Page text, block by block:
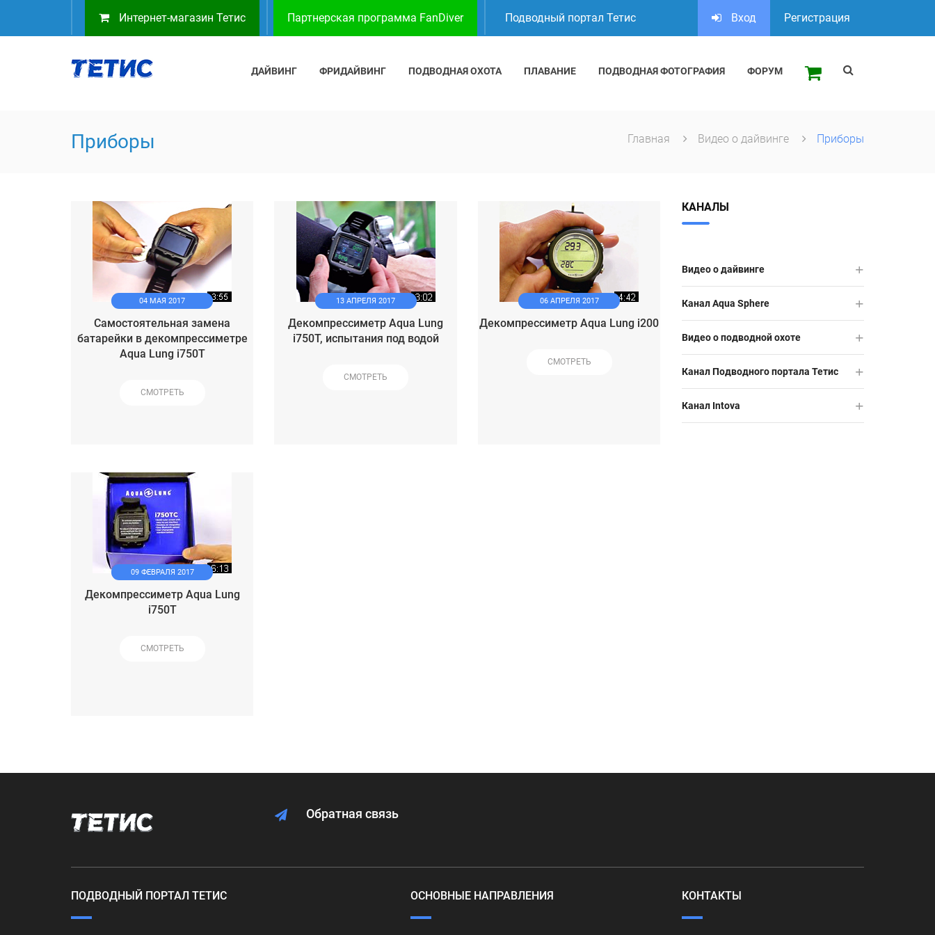
Интернет-магазин Тетис Партнерская программа FanDiver Подводный портал Тетис Вход Регистрация
ДАЙВИНГ ФРИДАЙВИНГ ПОДВОДНАЯ ОХОТА ПЛАВАНИЕ ПОДВОДНАЯ ФОТОГРАФИЯ ФОРУМ
Приборы Главная Видео о дайвинге Приборы
04 МАЯ 2017
Самостоятельная замена
батарейки в декомпрессиметре
Aqua Lung i750T
СМОТРЕТЬ
13 АПРЕЛЯ 2017
Декомпрессиметр Aqua Lung
i750T, испытания под водой
СМОТРЕТЬ
06 АПРЕЛЯ 2017
Декомпрессиметр Aqua Lung i200
СМОТРЕТЬ
09 ФЕВРАЛЯ 2017
Декомпрессиметр Aqua Lung
i750T
СМОТРЕТЬ
КАНАЛЫ
Видео о дайвинге
Канал Aqua Sphere
Видео о подводной охоте
Канал Подводного портала Тетис
Канал Intova
Обратная связь
ПОДВОДНЫЙ ПОРТАЛ ТЕТИС ОСНОВНЫЕ НАПРАВЛЕНИЯ КОНТАКТЫ